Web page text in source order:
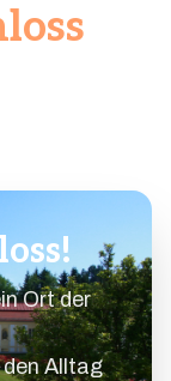
Ort der
Alltag